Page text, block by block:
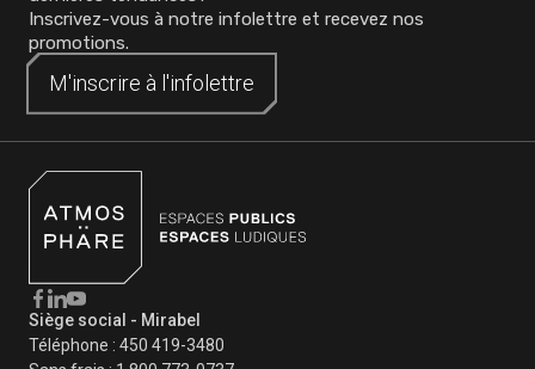
Siège social - Mirabel
Téléphone : 450 419-3480
Inscrivez-vous à notre infolettre et recevez nos
promotions.
M'inscrire à l'infolettre
M'inscrire à l'infolettre